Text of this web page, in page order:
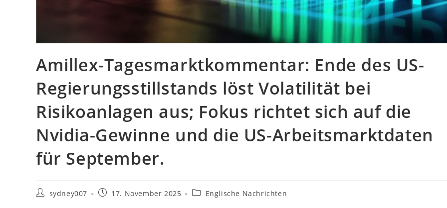
Amillex-Tagesmarktkommentar: Ende des US-
Regierungsstillstands löst Volatilität bei
Risikoanlagen aus; Fokus richtet sich auf die
Nvidia-Gewinne und die US-Arbeitsmarktdaten
für September.
sydney007 17. November 2025 Englische Nachrichten